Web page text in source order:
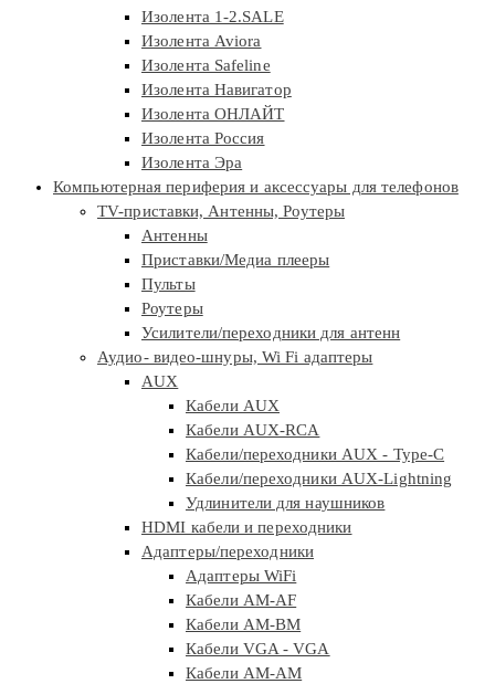
Изолента 1-2.SALE
Изолента Aviora
Изолента Safeline
Изолента Навигатор
Изолента ОНЛАЙТ
Изолента Россия
Изолента Эра
Компьютерная периферия и аксессуары для телефонов
TV-приставки, Антенны, Роутеры
Антенны
Приставки/Медиа плееры
Пульты
Роутеры
Усилители/переходники для антенн
Аудио- видео-шнуры, Wi Fi адаптеры
AUX
Кабели AUX
Кабели AUX-RCA
Кабели/переходники AUX - Type-C
Кабели/переходники AUX-Lightning
Удлинители для наушников
HDMI кабели и переходники
Адаптеры/переходники
Адаптеры WiFi
Кабели AM-AF
Кабели AM-BM
Кабели VGA - VGA
Кабели АМ-АМ